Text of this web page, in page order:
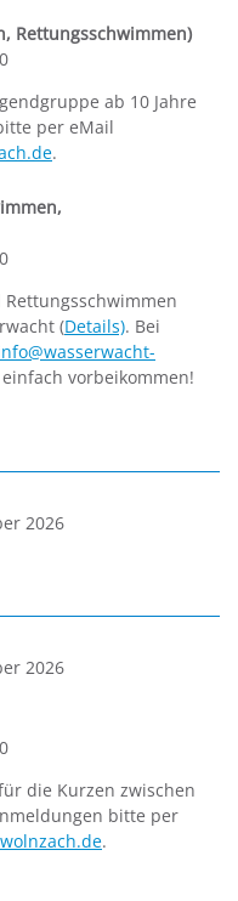
Rettungsschwimmen)
ab 10 Jahre
per eMail
.
(Details). Bei
vorbeikommen!
2026
2026
die Kurzen zwischen
bitte per
.